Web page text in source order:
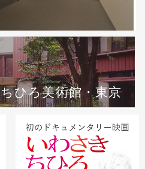
ちひろ美術館・東京